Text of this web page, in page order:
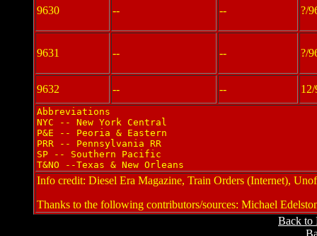
9630 -- -- ?/
9631 -- -- ?/
9632 -- --
Abbreviations
NYC -- New York Central
P&E -- Peoria & Eastern
PRR -- Pennsylvania RR
SP -- Southern Pacific
T&NO --Texas & New Orleans
Info credit: Diesel Era Magazine, Train Orders (Internet),
Thanks to the following contributors/sources: Michael
Back to